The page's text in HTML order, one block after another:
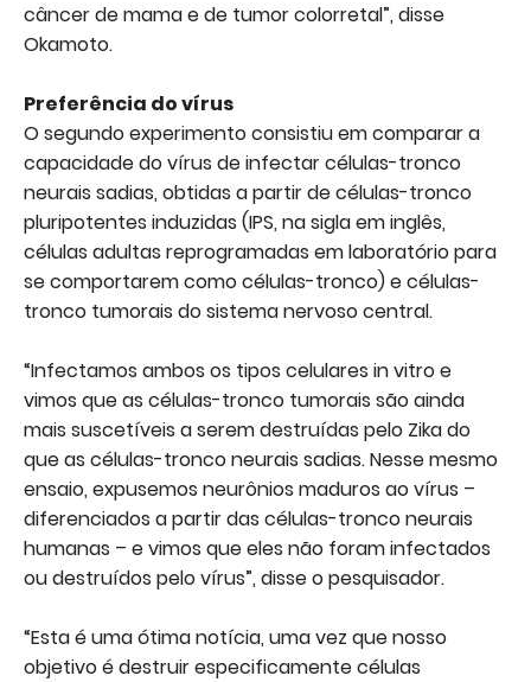
câncer de mama e de tumor colorretal”, disse
Okamoto.
Preferência do vírus
O segundo experimento consistiu em comparar a
capacidade do vírus de infectar células-tronco
neurais sadias, obtidas a partir de células-tronco
pluripotentes induzidas (IPS, na sigla em inglês,
células adultas reprogramadas em laboratório para
se comportarem como células-tronco) e células-
tronco tumorais do sistema nervoso central.
“Infectamos ambos os tipos celulares in vitro e
vimos que as células-tronco tumorais são ainda
mais suscetíveis a serem destruídas pelo Zika do
que as células-tronco neurais sadias. Nesse mesmo
ensaio, expusemos neurônios maduros ao vírus –
diferenciados a partir das células-tronco neurais
humanas – e vimos que eles não foram infectados
ou destruídos pelo vírus”, disse o pesquisador.
“Esta é uma ótima notícia, uma vez que nosso
objetivo é destruir especificamente células